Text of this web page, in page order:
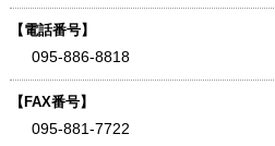
【電話番号】
095-886-8818
【FAX番号】
095-881-7722